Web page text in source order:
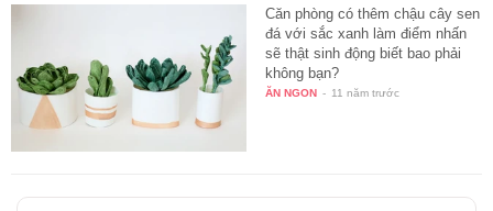
Căn phòng có thêm chậu cây sen
đá với sắc xanh làm điểm nhấn
sẽ thật sinh động biết bao phải
không bạn?
ĂN NGON - 11 năm trước